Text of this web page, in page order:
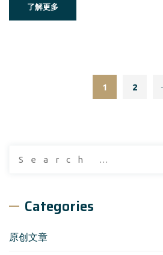
了解更多
1 2
Categories
原创文章